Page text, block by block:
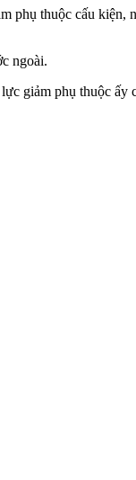
phụ thuộc cấu kiện,
ngoài.
giảm phụ thuộc ấy